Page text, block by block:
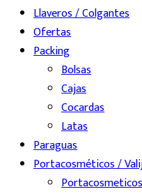
Llaveros / Colgantes
Ofertas
Packing
Bolsas
Cajas
Cocardas
Latas
Paraguas
Portacosméticos /